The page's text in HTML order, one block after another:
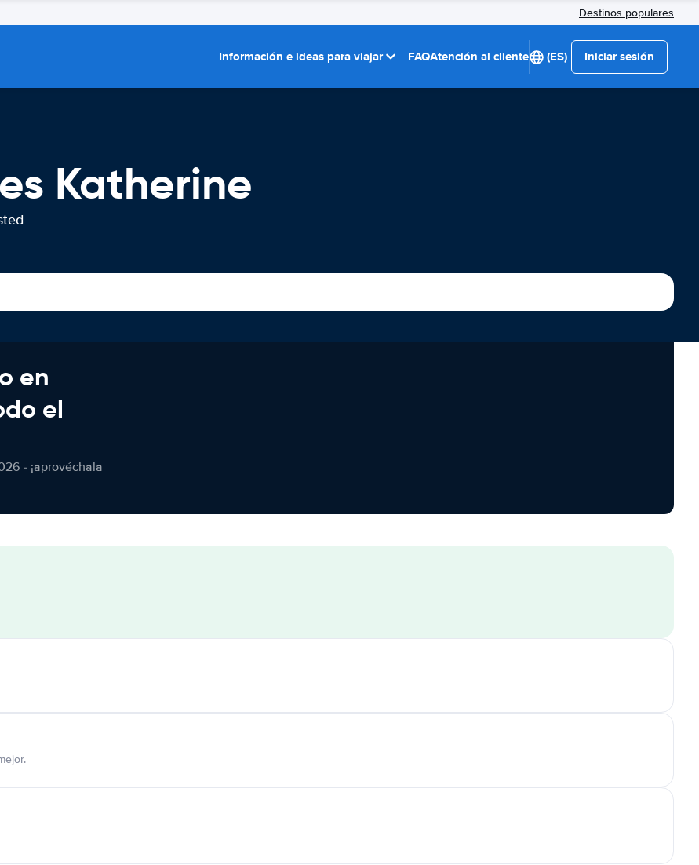
Destinos populares
Información e ideas para viajar FAQAtención al cliente (ES) Iniciar sesión
Katherine
en
el
- ¡aprovéchala